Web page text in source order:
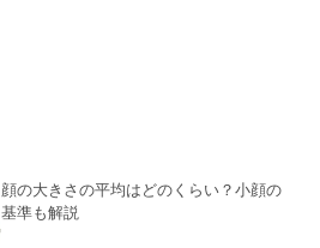
顔の大きさの平均はどのくらい？小顔の
基準も解説